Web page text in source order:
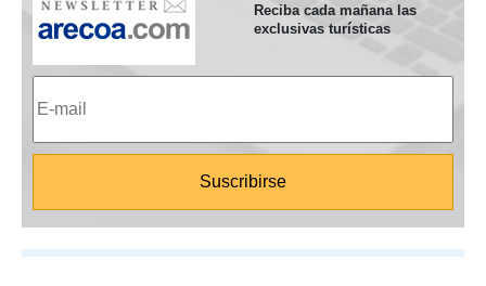
Reciba cada mañana las
exclusivas turísticas